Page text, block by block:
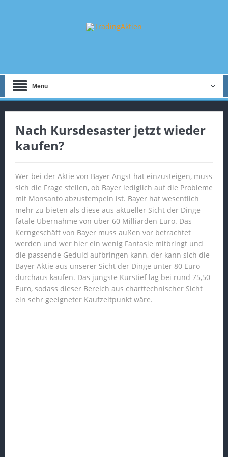
Menu
Nach Kursdesaster jetzt wieder
kaufen?
Wer bei der Aktie von Bayer Angst hat einzusteigen, muss
sich die Frage stellen, ob Bayer lediglich auf die Probleme
mit Monsanto abzustempeln ist. Bayer hat wesentlich
mehr zu bieten als diese aus aktueller Sicht der Dinge
fatale Übernahme von über 60 Milliarden Euro. Das
Kerngeschäft von Bayer muss außen vor betrachtet
werden und wer hier ein wenig Fantasie mitbringt und
die passende Geduld aufbringen kann, der kann sich die
Bayer Aktie aus unserer Sicht der Dinge unter 80 Euro
durchaus kaufen. Das jüngste Kurstief lag bei rund 75,50
Euro, sodass dieser Bereich aus charttechnischer Sicht
ein sehr geeigneter Kaufzeitpunkt wäre.